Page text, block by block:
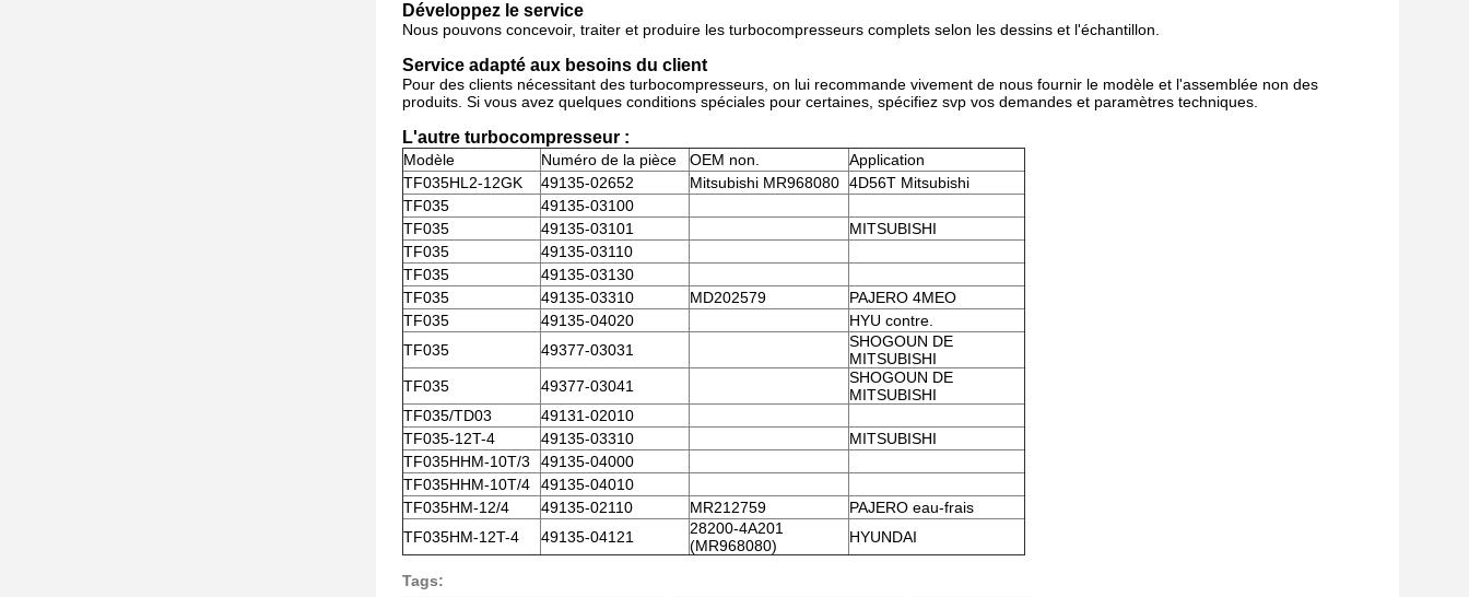
Développez le service
Nous pouvons concevoir, traiter et produire les turbocompresseurs complets selon les dessins et l'échantillon.
Service adapté aux besoins du client
Pour des clients nécessitant des turbocompresseurs, on lui recommande vivement de nous fournir le modèle et l'assemblée non des
produits. Si vous avez quelques conditions spéciales pour certaines, spécifiez svp vos demandes et paramètres techniques.
L'autre turbocompresseur :
Modèle Numéro de la pièce OEM non.
Application
TF035HL2-12GK
49135-02652 Mitsubishi MR968080 4D56T Mitsubishi
TF035
49135-03100
TF035
49135-03101
MITSUBISHI
TF035
49135-03110
TF035
49135-03130
TF035
49135-03310 MD202579
PAJERO 4MEO
TF035
49135-04020
HYU contre.
TF035
49377-03031
SHOGOUN DE
MITSUBISHI
TF035
49377-03041
SHOGOUN DE
MITSUBISHI
TF035/TD03
49131-02010
TF035-12T-4
49135-03310
MITSUBISHI
TF035HHM-10T/3
49135-04000
TF035HHM-10T/4
49135-04010
TF035HM-12/4
49135-02110 MR212759
PAJERO eau-frais
TF035HM-12T-4
49135-04121
28200-4A201
(MR968080)
HYUNDAI
Tags: